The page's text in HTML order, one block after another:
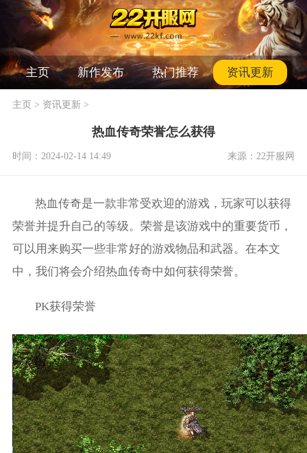
主页 新作发布 热门推荐 资讯更新
主页> 资讯更新>
热血传奇荣誉怎么获得
时间：2024-02-14 14:49 来源：22开服网
热血传奇是一款非常受欢迎的游戏，玩家可以获得
荣誉并提升自己的等级。荣誉是该游戏中的重要货币，
可以用来购买一些非常好的游戏物品和武器。在本文
中，我们将会介绍热血传奇中如何获得荣誉。
PK获得荣誉